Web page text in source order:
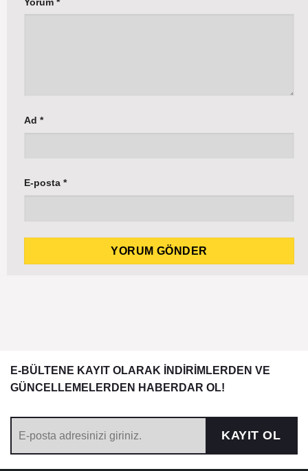
Ad *
E-posta *
E-BÜLTENE KAYIT OLARAK İNDİRİMLERDEN VE
GÜNCELLEMELERDEN HABERDAR OL!
KAYIT OL